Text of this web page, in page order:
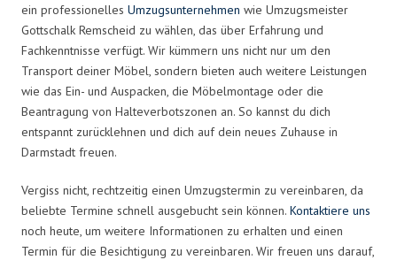
ein professionelles Umzugsunternehmen wie Umzugsmeister
Gottschalk Remscheid zu wählen, das über Erfahrung und
Fachkenntnisse verfügt. Wir kümmern uns nicht nur um den
Transport deiner Möbel, sondern bieten auch weitere Leistungen
wie das Ein- und Auspacken, die Möbelmontage oder die
Beantragung von Halteverbotszonen an. So kannst du dich
entspannt zurücklehnen und dich auf dein neues Zuhause in
Darmstadt freuen.
Vergiss nicht, rechtzeitig einen Umzugstermin zu vereinbaren, da
beliebte Termine schnell ausgebucht sein können. Kontaktiere uns
noch heute, um weitere Informationen zu erhalten und einen
Termin für die Besichtigung zu vereinbaren. Wir freuen uns darauf,